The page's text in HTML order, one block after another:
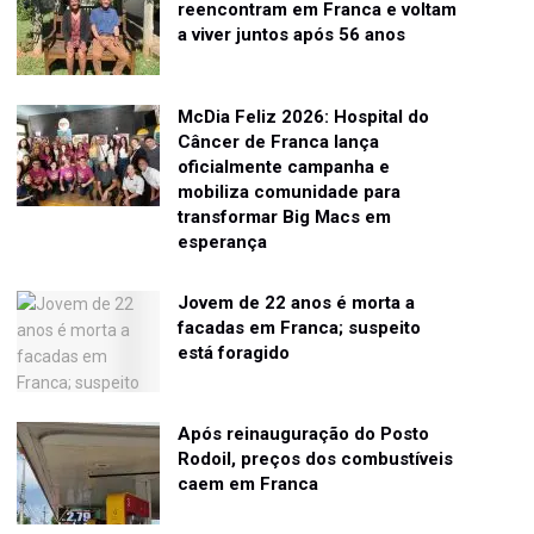
reencontram em Franca e voltam
a viver juntos após 56 anos
McDia Feliz 2026: Hospital do
Câncer de Franca lança
oficialmente campanha e
mobiliza comunidade para
transformar Big Macs em
esperança
Jovem de 22 anos é morta a
facadas em Franca; suspeito
está foragido
Após reinauguração do Posto
Rodoil, preços dos combustíveis
caem em Franca